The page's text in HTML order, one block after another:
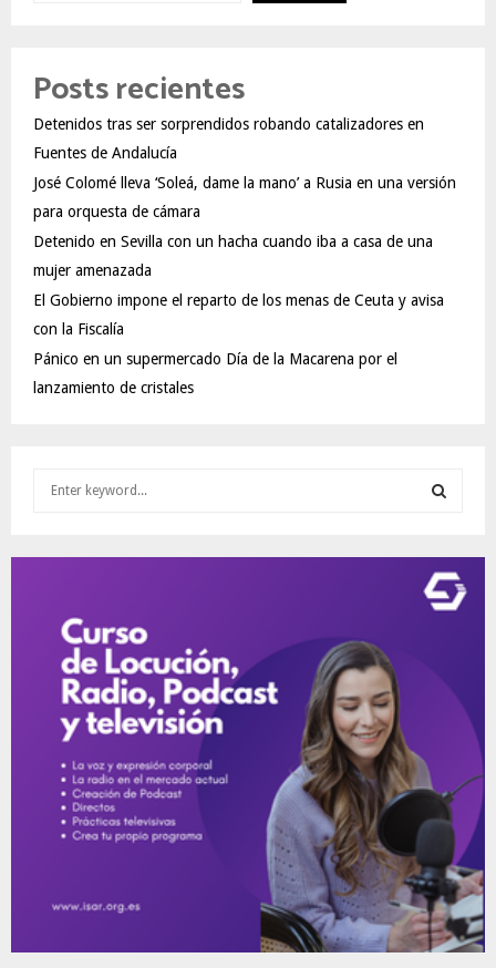
Posts recientes
Detenidos tras ser sorprendidos robando catalizadores en
Fuentes de Andalucía
José Colomé lleva ‘Soleá, dame la mano’ a Rusia en una versión
para orquesta de cámara
Detenido en Sevilla con un hacha cuando iba a casa de una
mujer amenazada
El Gobierno impone el reparto de los menas de Ceuta y avisa
con la Fiscalía
Pánico en un supermercado Día de la Macarena por el
lanzamiento de cristales
E